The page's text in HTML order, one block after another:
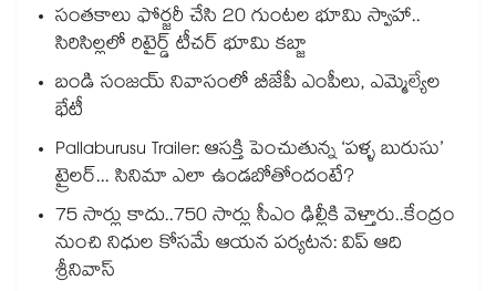
సంతకాలు ఫోర్జరీ చేసి 20 గుంటల భూమి స్వాహా..
సిరిసిల్లలో రిటైర్డ్ టీచర్ భూమి కబ్జా
బండి సంజయ్ నివాసంలో బీజేపీ ఎంపీలు, ఎమ్మెల్యేల
భేటీ
Pallaburusu Trailer: ఆసక్తి పెంచుతున్న ‘పళ్ళ బురుసు’
ట్రైలర్... సినిమా ఎలా ఉండబోతోందంటే?
75 సార్లు కాదు..75‌‌‌‌‌‌‌‌0 సార్లు సీఎం ఢిల్లీకి వెళ్తారు..కేంద్రం
నుంచి నిధుల కోసమే ఆయన పర్యటన: విప్ ఆది
శ్రీనివాస్